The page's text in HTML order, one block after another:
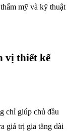
mỹ và kỹ thuật
vị thiết kế
chỉ giúp chủ đầu
giá trị gia tăng dài